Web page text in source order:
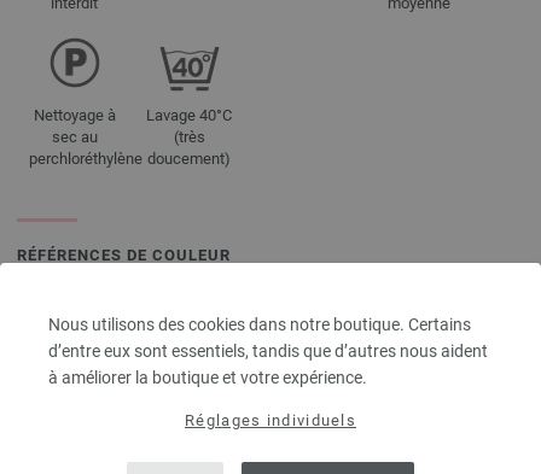
Nous utilisons des cookies dans notre boutique. Certains
d’entre eux sont essentiels, tandis que d’autres nous aident
à améliorer la boutique et votre expérience.
Réglages individuels
Nettoyage à
sec au
perchloréthylène
Lavage 40°C
(très
doucement)
RÉFÉRENCES DE COULEUR
2562 | EAN: 4033493360265
2563 | EAN: 4033493360272
2564 | EAN: 4033493360289
2565 | EAN: 4033493360296